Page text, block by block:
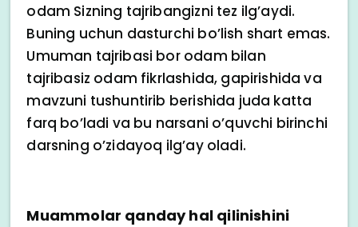
odam Sizning tajribangizni tez ilg’aydi.
Buning uchun dasturchi bo’lish shart emas.
Umuman tajribasi bor odam bilan
tajribasiz odam fikrlashida, gapirishida va
mavzuni tushuntirib berishida juda katta
farq bo’ladi va bu narsani o’quvchi birinchi
darsning o’zidayoq ilg’ay oladi.
Muammolar qanday hal qilinishini